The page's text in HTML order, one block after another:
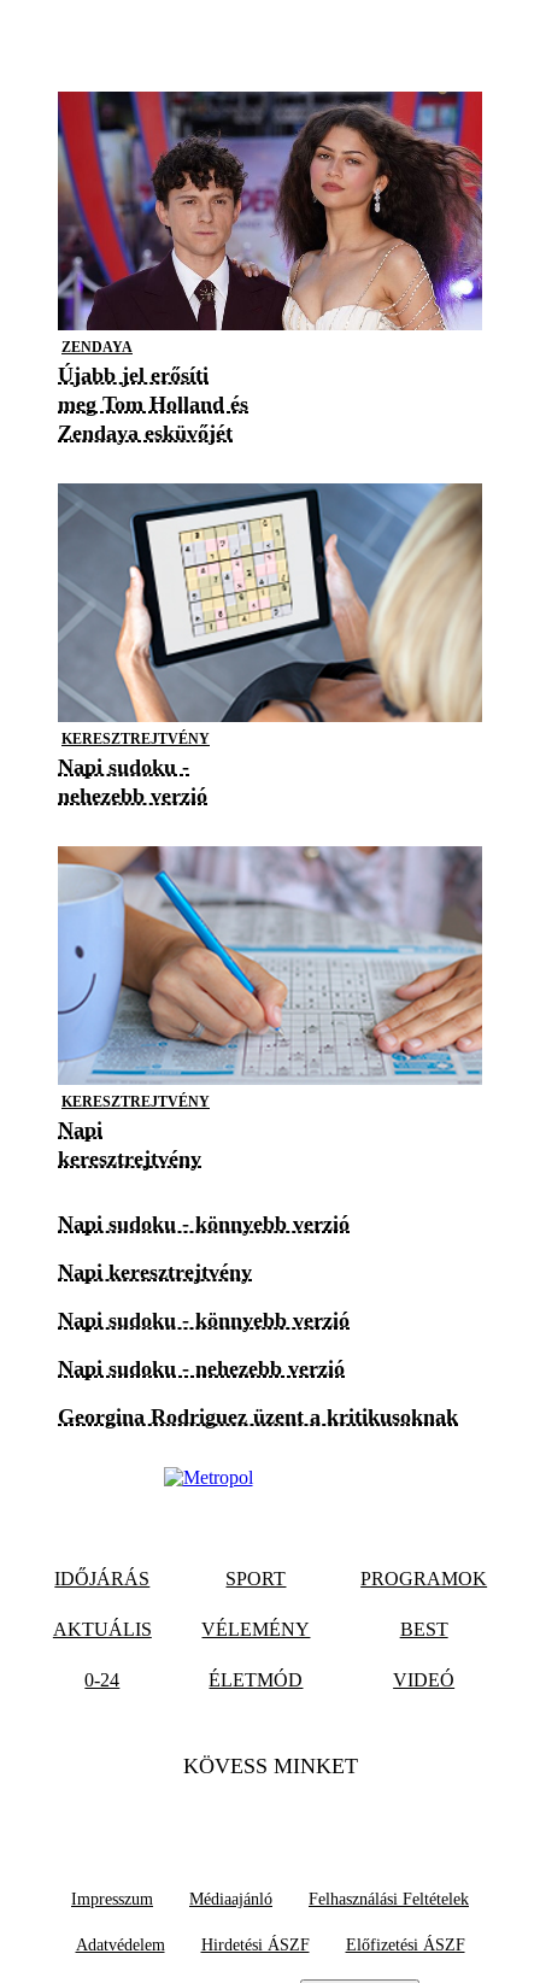
ZENDAYA
Újabb jel erősíti
meg Tom Holland és
Zendaya esküvőjét
KERESZTREJTVÉNY
Napi sudoku -
nehezebb verzió
KERESZTREJTVÉNY
Napi
keresztrejtvény
Napi sudoku - könnyebb verzió
Napi keresztrejtvény
Napi sudoku - könnyebb verzió
Napi sudoku - nehezebb verzió
Georgina Rodriguez üzent a kritikusoknak
IDŐJÁRÁS SPORT PROGRAMOK
AKTUÁLIS VÉLEMÉNY BEST
0-24 ÉLETMÓD VIDEÓ
KÖVESS MINKET
Impresszum Médiaajánló Felhasználási Feltételek
Adatvédelem Hirdetési ÁSZF Előfizetési ÁSZF